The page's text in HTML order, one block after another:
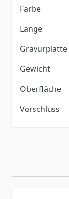
Farbe
Länge
Gravurplatte
Gewicht
Oberfläche
Verschluss